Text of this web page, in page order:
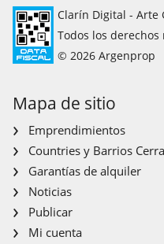
Clarín Digital - Arte
Todos los derechos
© 2026 Argenprop
Mapa de sitio
Emprendimientos
Countries y Barrios
Garantías de alquiler
Noticias
Publicar
Mi cuenta